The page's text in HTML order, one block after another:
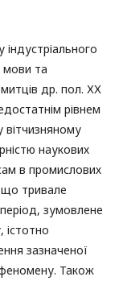
та
митців др. пол. ХХ
рівнем
вітчизняному
наукових
в промислових
що тривале
зумовлене
істотно
зазначеної
Також